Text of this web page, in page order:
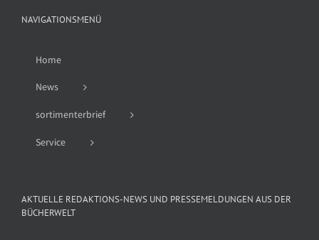
NAVIGATIONSMENÜ
Home
News
sortimenterbrief
Service
AKTUELLE REDAKTIONS-NEWS UND PRESSEMELDUNGEN AUS DER
BÜCHERWELT